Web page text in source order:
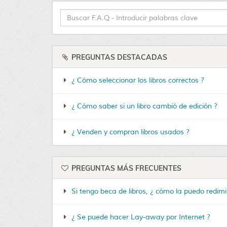
PREGUNTAS DESTACADAS
¿ Cómo seleccionar los libros correctos ?
¿ Cómo saber si un libro cambió de edición ?
¿ Venden y compran libros usados ?
PREGUNTAS MÁS FRECUENTES
Si tengo beca de libros, ¿ cómo la puedo
¿ Se puede hacer Lay-away por Internet ?